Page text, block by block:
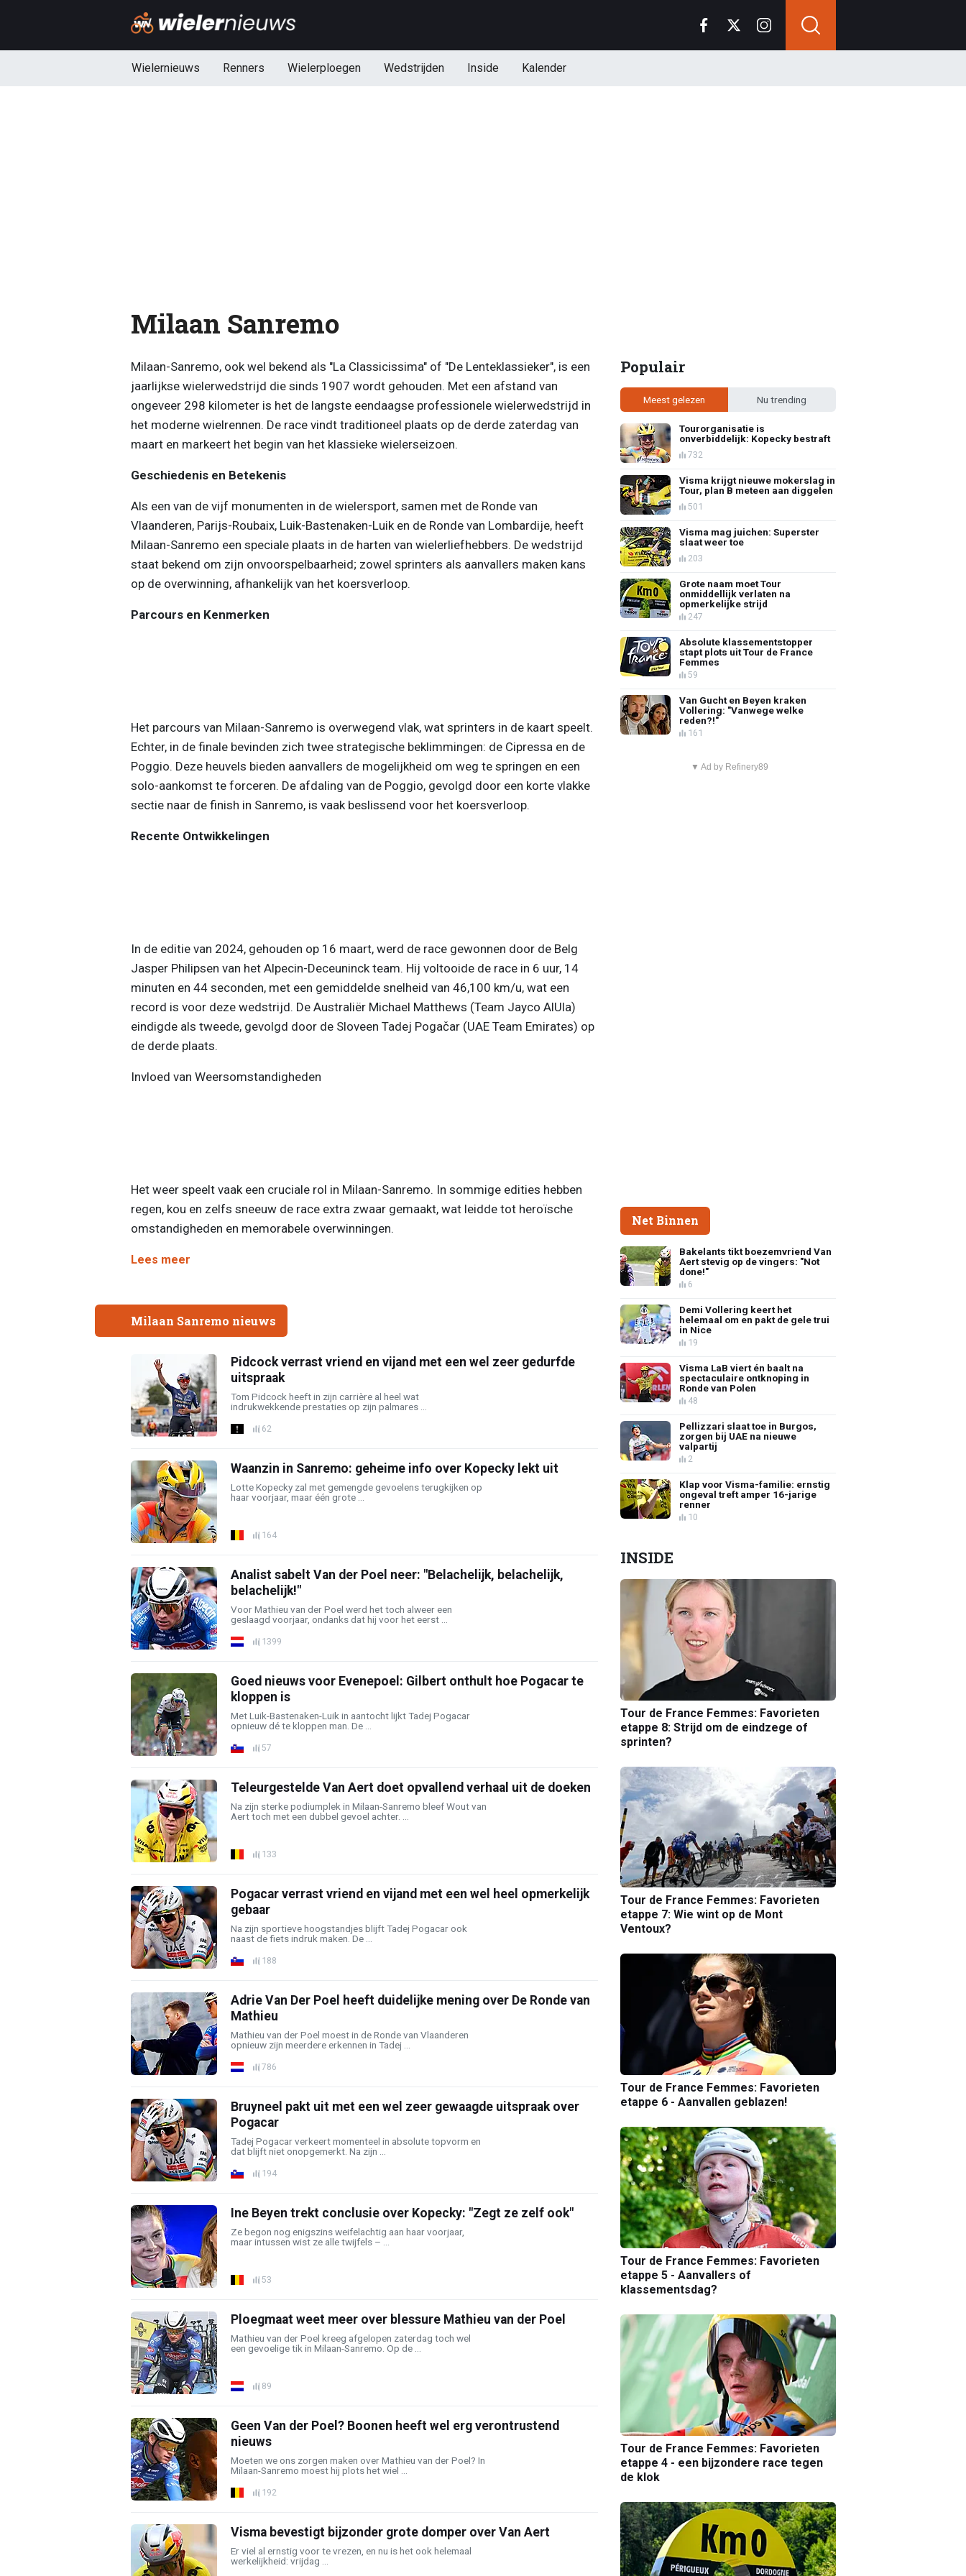
Wielernieuws Renners Wielerploegen Wedstrijden Inside Kalender
Milaan Sanremo
Milaan-Sanremo, ook wel bekend als "La Classicissima" of "De Lenteklassieker", is een
jaarlijkse wielerwedstrijd die sinds 1907 wordt gehouden. Met een afstand van
ongeveer 298 kilometer is het de langste eendaagse professionele wielerwedstrijd in
het moderne wielrennen. De race vindt traditioneel plaats op de derde zaterdag van
maart en markeert het begin van het klassieke wielerseizoen.
Geschiedenis en Betekenis
Als een van de vijf monumenten in de wielersport, samen met de Ronde van
Vlaanderen, Parijs-Roubaix, Luik-Bastenaken-Luik en de Ronde van Lombardije, heeft
Milaan-Sanremo een speciale plaats in de harten van wielerliefhebbers. De wedstrijd
staat bekend om zijn onvoorspelbaarheid; zowel sprinters als aanvallers maken kans
op de overwinning, afhankelijk van het koersverloop.
Parcours en Kenmerken
Het parcours van Milaan-Sanremo is overwegend vlak, wat sprinters in de kaart speelt.
Echter, in de finale bevinden zich twee strategische beklimmingen: de Cipressa en de
Poggio. Deze heuvels bieden aanvallers de mogelijkheid om weg te springen en een
solo-aankomst te forceren. De afdaling van de Poggio, gevolgd door een korte vlakke
sectie naar de finish in Sanremo, is vaak beslissend voor het koersverloop.
Recente Ontwikkelingen
In de editie van 2024, gehouden op 16 maart, werd de race gewonnen door de Belg
Jasper Philipsen van het Alpecin-Deceuninck team. Hij voltooide de race in 6 uur, 14
minuten en 44 seconden, met een gemiddelde snelheid van 46,100 km/u, wat een
record is voor deze wedstrijd. De Australiër Michael Matthews (Team Jayco AlUla)
eindigde als tweede, gevolgd door de Sloveen Tadej Pogačar (UAE Team Emirates) op
de derde plaats.
Invloed van Weersomstandigheden
Het weer speelt vaak een cruciale rol in Milaan-Sanremo. In sommige edities hebben
regen, kou en zelfs sneeuw de race extra zwaar gemaakt, wat leidde tot heroïsche
omstandigheden en memorabele overwinningen.
Lees meer
Milaan Sanremo nieuws
Pidcock verrast vriend en vijand met een wel zeer gedurfde
uitspraak
Tom Pidcock heeft in zijn carrière al heel wat
indrukwekkende prestaties op zijn palmares ...
62
Waanzin in Sanremo: geheime info over Kopecky lekt uit
Lotte Kopecky zal met gemengde gevoelens terugkijken op
haar voorjaar, maar één grote ...
164
Analist sabelt Van der Poel neer: "Belachelijk, belachelijk,
belachelijk!"
Voor Mathieu van der Poel werd het toch alweer een
geslaagd voorjaar, ondanks dat hij voor het eerst ...
1399
Goed nieuws voor Evenepoel: Gilbert onthult hoe Pogacar te
kloppen is
Met Luik-Bastenaken-Luik in aantocht lijkt Tadej Pogacar
opnieuw dé te kloppen man. De ...
57
Teleurgestelde Van Aert doet opvallend verhaal uit de doeken
Na zijn sterke podiumplek in Milaan-Sanremo bleef Wout van
Aert toch met een dubbel gevoel achter. ...
133
Pogacar verrast vriend en vijand met een wel heel opmerkelijk
gebaar
Na zijn sportieve hoogstandjes blijft Tadej Pogacar ook
naast de fiets indruk maken. De ...
188
Adrie Van Der Poel heeft duidelijke mening over De Ronde van
Mathieu
Mathieu van der Poel moest in de Ronde van Vlaanderen
opnieuw zijn meerdere erkennen in Tadej ...
786
Bruyneel pakt uit met een wel zeer gewaagde uitspraak over
Pogacar
Tadej Pogacar verkeert momenteel in absolute topvorm en
dat blijft niet onopgemerkt. Na zijn ...
194
Ine Beyen trekt conclusie over Kopecky: "Zegt ze zelf ook"
Ze begon nog enigszins weifelachtig aan haar voorjaar,
maar intussen wist ze alle twijfels – ...
53
Ploegmaat weet meer over blessure Mathieu van der Poel
Mathieu van der Poel kreeg afgelopen zaterdag toch wel
een gevoelige tik in Milaan-Sanremo. Op de ...
89
Geen Van der Poel? Boonen heeft wel erg verontrustend
nieuws
Moeten we ons zorgen maken over Mathieu van der Poel? In
Milaan-Sanremo moest hij plots het wiel ...
192
Visma bevestigt bijzonder grote domper over Van Aert
Er viel al ernstig voor te vrezen, en nu is het ook helemaal
werkelijkheid: vrijdag ...
Populair
Meest gelezen Nu trending
Tourorganisatie is
onverbiddelijk: Kopecky bestraft
732
Visma krijgt nieuwe mokerslag in
Tour, plan B meteen aan diggelen
501
Visma mag juichen: Superster
slaat weer toe
203
Grote naam moet Tour
onmiddellijk verlaten na
opmerkelijke strijd
247
Absolute klassementstopper
stapt plots uit Tour de France
Femmes
59
Van Gucht en Beyen kraken
Vollering: "Vanwege welke
reden?!"
161
▼ Ad by Refinery89
Net Binnen
Bakelants tikt boezemvriend Van
Aert stevig op de vingers: "Not
done!"
6
Demi Vollering keert het
helemaal om en pakt de gele trui
in Nice
19
Visma LaB viert én baalt na
spectaculaire ontknoping in
Ronde van Polen
48
Pellizzari slaat toe in Burgos,
zorgen bij UAE na nieuwe
valpartij
2
Klap voor Visma-familie: ernstig
ongeval treft amper 16-jarige
renner
10
INSIDE
Tour de France Femmes: Favorieten
etappe 8: Strijd om de eindzege of
sprinten?
Tour de France Femmes: Favorieten
etappe 7: Wie wint op de Mont
Ventoux?
Tour de France Femmes: Favorieten
etappe 6 - Aanvallen geblazen!
Tour de France Femmes: Favorieten
etappe 5 - Aanvallers of
klassementsdag?
Tour de France Femmes: Favorieten
etappe 4 - een bijzondere race tegen
de klok